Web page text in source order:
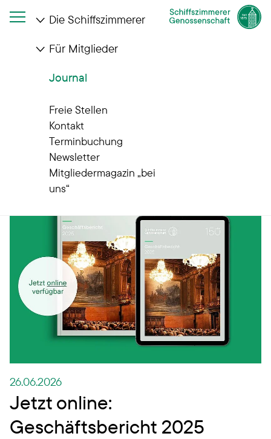
Die Schiffszimmerer
Für Mitglieder
Journal
Freie Stellen
Kontakt
Terminbuchung
Newsletter
Mitgliedermagazin „bei
uns“
Journal
Gut zu wissen
26.06.2026
Jetzt online:
Geschäftsbericht 2025